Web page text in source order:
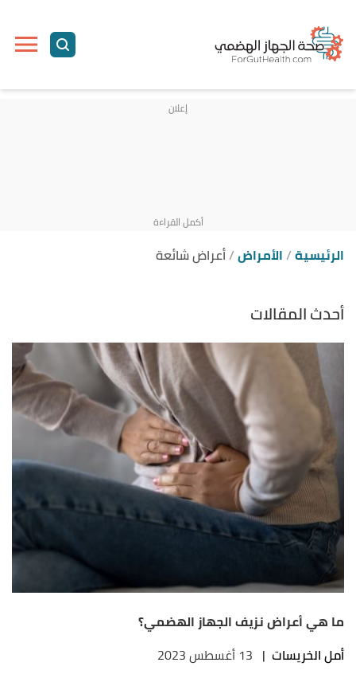
الرئيسية الأمراض أعراض شائعة
أحدث المقالات
ما هي أعراض نزيف الجهاز الهضمي؟
أمل الخريسات | 13 أغسطس 2023